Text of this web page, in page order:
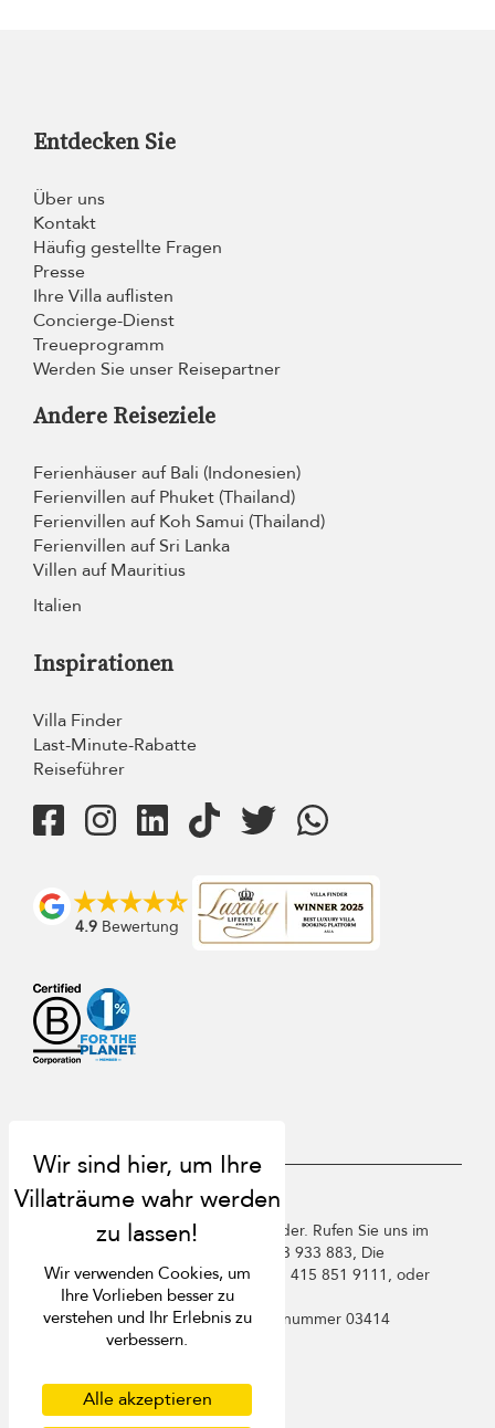
Entdecken Sie
Über uns
Kontakt
Häufig gestellte Fragen
Presse
Ihre Villa auflisten
Concierge-Dienst
Treueprogramm
Werden Sie unser Reisepartner
Andere Reiseziele
Ferienhäuser auf Bali (Indonesien)
Ferienvillen auf Phuket (Thailand)
Ferienvillen auf Koh Samui (Thailand)
Ferienvillen auf Sri Lanka
Villen auf Mauritius
Italien
Inspirationen
Villa Finder
Last-Minute-Rabatte
Reiseführer
4.9 Bewertung
USD $ de Deutsch
Copyright ©️ 2026 St. Barts Villa Finder. Rufen Sie uns im
Vereinigten Königreich an +44 2 033 933 883, Die
Vereinigten Staaten von Amerika +1 415 851 9111, oder
Frankreich +33 1 78 90 04 96.
Villa Finder Pte. Ltd. ist unterLizenznummer 03414
Datenschutzbestimmungen
Cookies
Wir verwenden Cookies, um
Ihre Vorlieben besser zu
verstehen und Ihr Erlebnis zu
verbessern.
Alle akzeptieren